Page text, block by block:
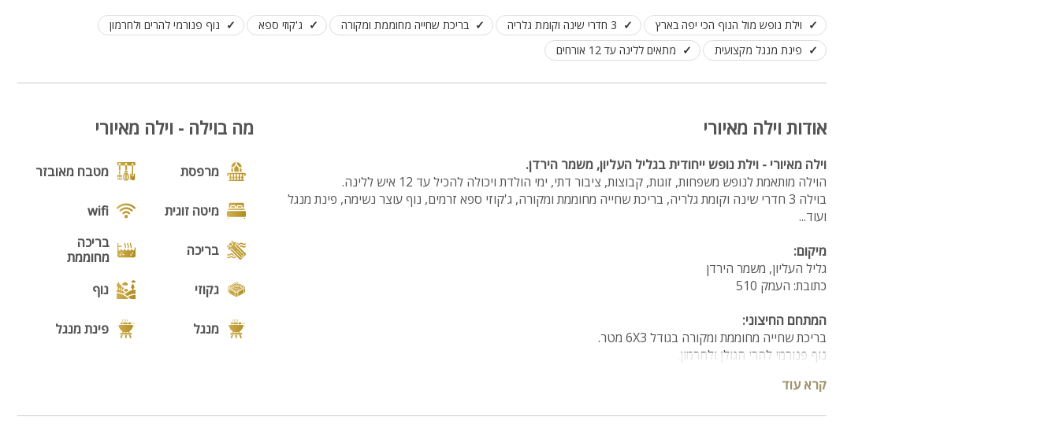
מתחם הספא
וילת נופש מול הנוף הכי יפה בארץ 3 חדרי שינה וקומת גלריה בריכת שחייה מחוממת ומקורה ג'קוזי ספא
נוף פנורמי להרים ולחרמון
פינת מנגל מקצועית
מתאים ללינה עד 12 אורחים
אודות וילה מאיורי
וילה מאיורי - וילת נופש ייחודית בגליל העליון, משמר הירדן.
הוילה מותאמת לנופש משפחות, זוגות, קבוצות, ציבור דתי, ימי הולדת ויכולה להכיל עד 12 איש ללינה.
בוילה 3 חדרי שינה וקומת גלריה, בריכת שחייה מחוממת ומקורה, ג'קוזי ספא זרמים, נוף עוצר נשימה, פינת מנגל
ועוד...
מיקום:
גליל העליון, משמר הירדן
כתובת: העמק 510
המתחם החיצוני:
בריכת שחייה מחוממת ומקורה בגודל 6X3 מטר.
נוף פנורמי להרי הגולן ולחרמון.
שולחן פינג פונג.
פינות ישיבה, פינות שיזוף, ריהוט גן חיצוני.
קרא עוד
מה בוילה - וילה מאיורי
מרפסת מטבח מאובזר
מיטה זוגית wifi
בריכה
בריכה
מחוממת
גקוזי
נוף
מנגל פינת מנגל